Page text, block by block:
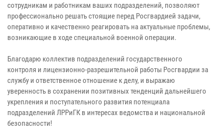
сотрудникам и работникам ваших подразделений, позволяют
профессионально решать стоящие перед Росгвардией задачи,
оперативно и качественно реагировать на актуальные проблемы,
возникающие в ходе специальной военной операции.
Благодарю коллектив подразделений государственного
контроля и лицензионно-разрешительной работы Росгвардии за
службу и ответственное отношение к делу, и выражаю
уверенность в сохранении позитивных тенденций дальнейшего
укрепления и поступательного развития потенциала
подразделений ЛРРиГК в интересах ведомства и национальной
безопасности!